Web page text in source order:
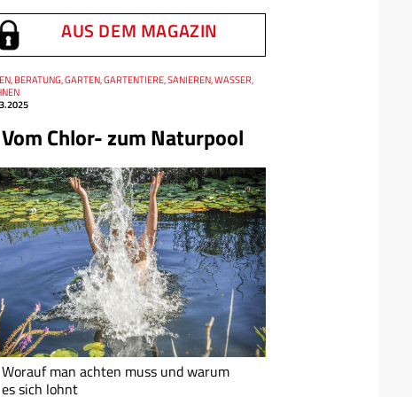
AUS DEM MAGAZIN
Vom Chlor- zum Naturpool
BERATUNG, GARTEN, GARTENTIERE, SANIEREN, WASSER,
Worauf man achten muss und warum
es sich lohnt